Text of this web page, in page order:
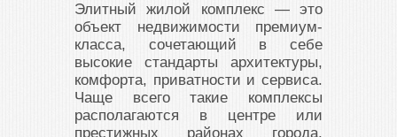
Элитный жилой комплекс — это
объект недвижимости премиум-
класса, сочетающий в себе
высокие стандарты архитектуры,
комфорта, приватности и сервиса.
Чаще всего такие комплексы
располагаются в центре или
престижных районах города,